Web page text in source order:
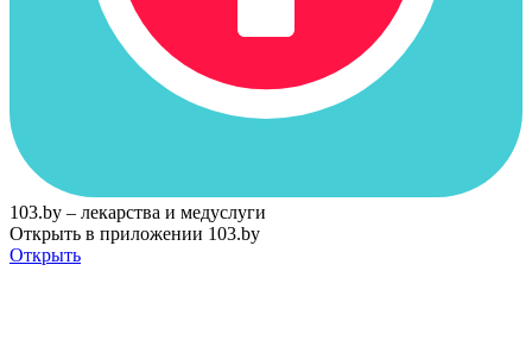
103.by – лекарства и медуслуги
Открыть в приложении 103.by
Открыть